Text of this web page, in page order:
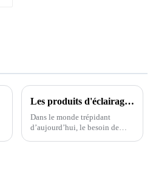
Les produits d'éclairage LED avancés illuminent l'avenir
Dans le monde trépidant
d’aujourd’hui, le besoin de